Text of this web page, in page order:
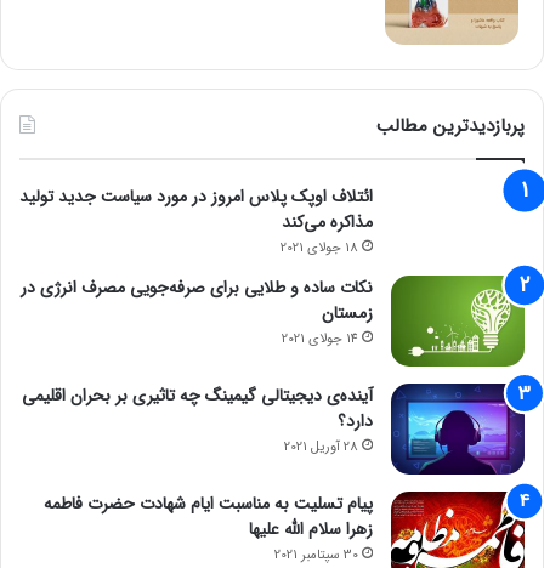
پربازدیدترین مطالب
ائتلاف اوپک پلاس امروز در مورد سیاست جدید تولید
مذاکره می‌کند
18 جولای 2021
نکات ساده و طلایی برای صرفه‌جویی مصرف انرژی در
زمستان
14 جولای 2021
آینده‌ی دیجیتالی گیمینگ چه تاثیری بر بحران اقلیمی
دارد؟
28 آوریل 2021
پیام تسلیت به مناسبت ایام شهادت حضرت فاطمه
زهرا سلام الله علیها
30 سپتامبر 2021